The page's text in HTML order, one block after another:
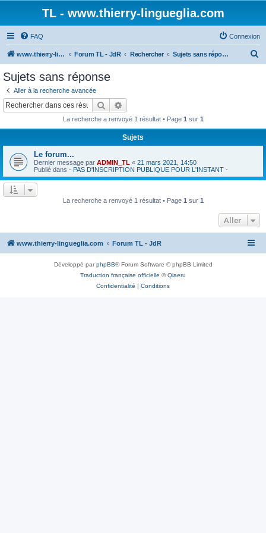
TL - www.thierry-lingueglia.com
FAQ Connexion
www.thierry-lingueglia.com Forum TL - JdR Rechercher Sujets sans réponse
r
Sujets sans réponse
Aller à la recherche avancée
Rechercher
La recherche a renvoyé 1 résultat • Page 1 sur 1
Sujets
Le forum...
Dernier message par ADMIN_TL « 21 mars 2021, 14:50
Publié dans - PAS D'INSCRIPTION PUBLIQUE POUR L'INSTANT -
La recherche a renvoyé 1 résultat • Page 1 sur 1
Aller
www.thierry-lingueglia.com Forum TL - JdR
Développé parphpBB® Forum Software © phpBB Limited
Traduction française officielle ©Qiaeru
Confidentialité | Conditions